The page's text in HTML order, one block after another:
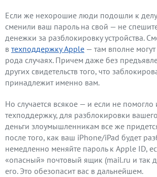
Если же нехорошие люди подошли к делу
сменили ваш пароль на свой — не
денежки за разблокировку устройства.
в техподдержку Apple — там вполне
рода случаях. Причем даже без
других свидетельств того, что
принадлежит именно вам.
Но случается всякое — и если не
техподдержку, для разблокировки
деньги злоумышленникам все же
после того, как ваш iPhone/iPad будет
немедленно меняйте пароль к Apple ID,
«опасный» почтовый ящик (mail.ru и так
его. Это обезопасит вас в дальнейшем.